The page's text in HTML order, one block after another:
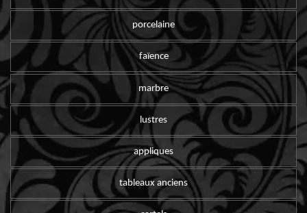
porcelaine
faïence
marbre
lustres
appliques
tableaux anciens